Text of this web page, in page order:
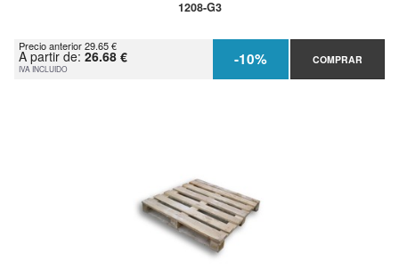
1208-G3
Precio anterior 29.65 €
A partir de: 26.68 €
IVA INCLUIDO -10% COMPRAR